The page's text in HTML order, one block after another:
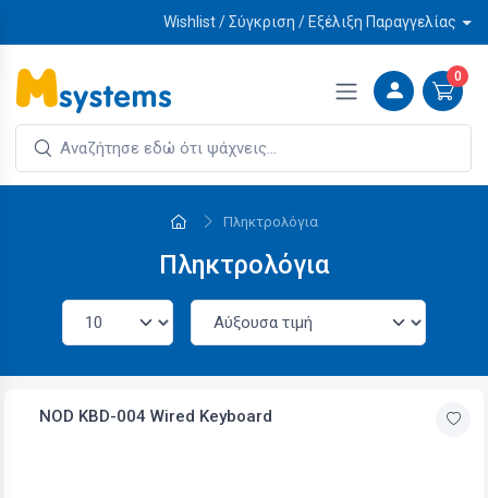
Wishlist / Σύγκριση / Εξέλιξη Παραγγελίας
0
Πληκτρολόγια
Πληκτρολόγια
NOD KBD-004 Wired Keyboard